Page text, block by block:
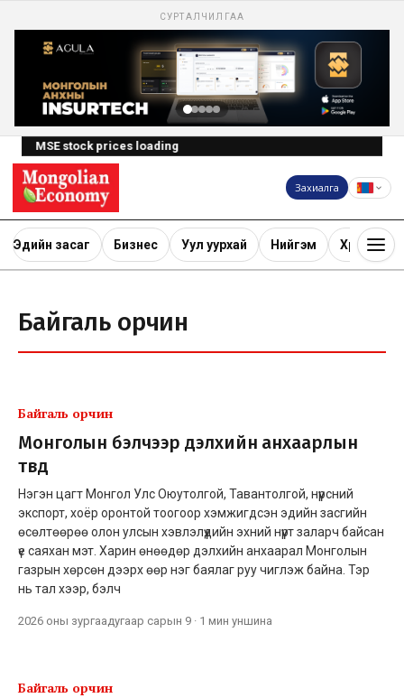
СУРТАЛЧИЛГАА
MSE stock prices loading
Захиалга
Эдийн засаг Бизнес Уул уурхай Нийгэм Хөрөнгө
Байгаль орчин
Байгаль орчин
Монголын бэлчээр дэлхийн анхаарлын
төвд
Нэгэн цагт Монгол Улс Оюутолгой, Тавантолгой, нүүрсний
экспорт, хоёр оронтой тоогоор хэмжигдсэн эдийн засгийн
өсөлтөөрөө олон улсын хэвлэлүүдийн эхний нүүрт заларч байсан
үе саяхан мэт. Харин өнөөдөр дэлхийн анхаарал Монголын
газрын хөрсөн дээрх өөр нэг баялаг руу чиглэж байна. Тэр
нь тал хээр, бэлч
2026 оны зургаадугаар сарын 9 · 1 мин уншина
Байгаль орчин